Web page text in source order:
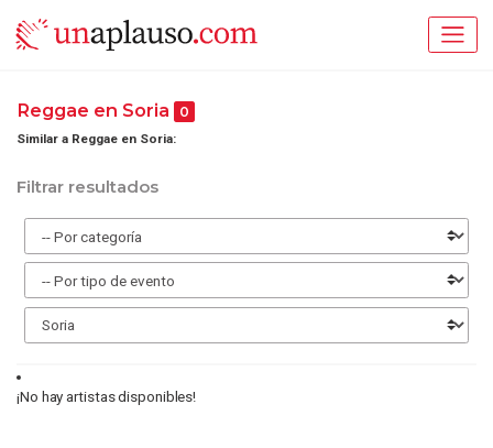
Reggae en Soria 0
Similar a Reggae en Soria:
Filtrar resultados
¡No hay artistas disponibles!